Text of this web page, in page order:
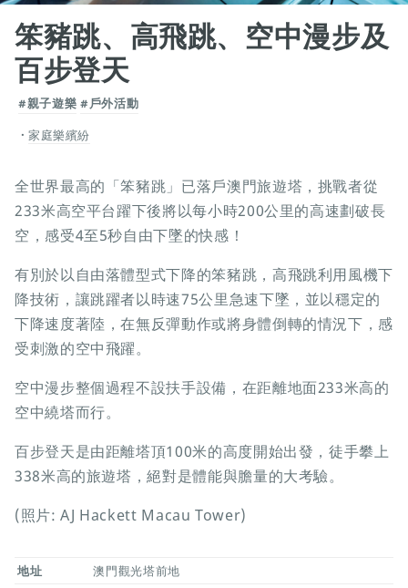
笨豬跳、高飛跳、空中漫步及
百步登天
#親子遊樂 #戶外活動
家庭樂繽紛
全世界最高的「笨豬跳」已落戶澳門旅遊塔，挑戰者從
233米高空平台躍下後將以每小時200公里的高速劃破長
空，感受4至5秒自由下墜的快感！
有別於以自由落體型式下降的笨豬跳，高飛跳利用風機下
降技術，讓跳躍者以時速75公里急速下墜，並以穩定的
下降速度著陸，在無反彈動作或將身體倒轉的情況下，感
受刺激的空中飛躍。
空中漫步整個過程不設扶手設備，在距離地面233米高的
空中繞塔而行。
百步登天是由距離塔頂100米的高度開始出發，徒手攀上
338米高的旅遊塔，絕對是體能與膽量的大考驗。
(照片: AJ Hackett Macau Tower)
地址
澳門觀光塔前地